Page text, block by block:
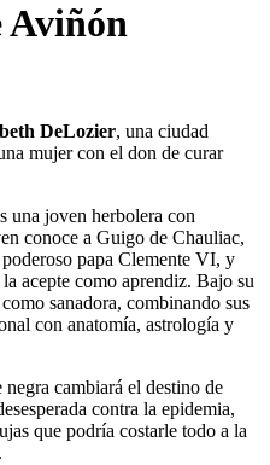
Aviñón
DeLozier, una ciudad
mujer con el don de curar
una joven herbolera con
conoce a Guigo de Chauliac,
papa Clemente VI, y
acepte como aprendiz. Bajo su
sanadora, combinando sus
con anatomía, astrología y
cambiará el destino de
contra la epidemia,
que podría costarle todo a la